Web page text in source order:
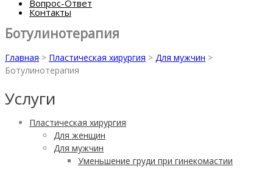
Вопрос-Ответ
Контакты
Ботулинотерапия
Главная > Пластическая хирургия > Для мужчин >
Ботулинотерапия
Услуги
Пластическая хирургия
Для женщин
Для мужчин
Уменьшение груди при гинекомастии